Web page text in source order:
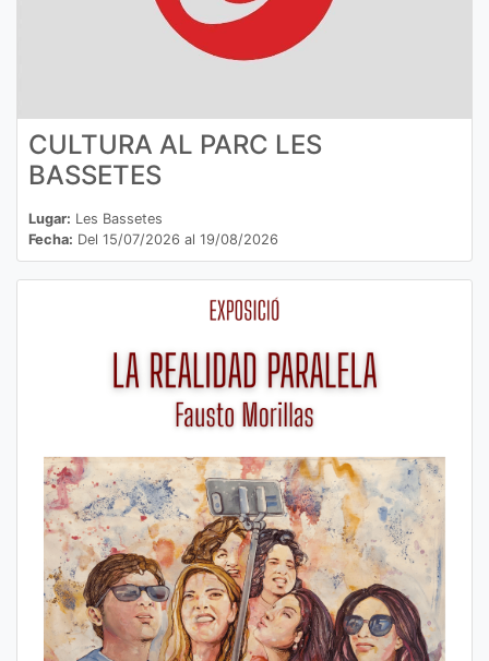
CULTURA AL PARC LES
BASSETES
Lugar: Les Bassetes
Fecha: Del 15/07/2026 al 19/08/2026